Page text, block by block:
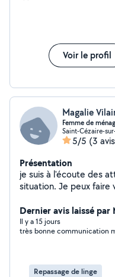
Voir le profil
Magalie
Femme de
Saint-Cézaire-
5/5 (3
Présentation
je suis à l'écoute des
situation. Je peux faire
Dernier avis laissé
Il y a 15 jours
très bonne communication
Repassage de linge